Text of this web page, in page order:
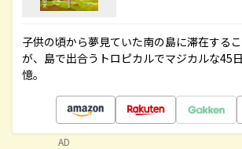
子供の頃から夢見ていた南の島に滞在する
が、島で出合うトロピカルでマジカルな45
憶。
AD